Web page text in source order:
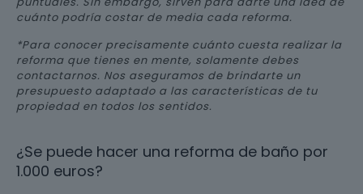
cuánto podría costar de media cada reforma.
*Para conocer precisamente cuánto cuesta realizar la
reforma que tienes en mente, solamente debes
contactarnos. Nos aseguramos de brindarte un
presupuesto adaptado a las características de tu
propiedad en todos los sentidos.
¿Se puede hacer una reforma de baño por
1.000 euros?